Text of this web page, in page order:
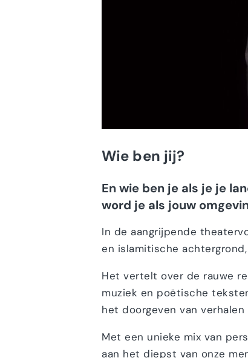
Wie ben jij?
En wie ben je als je je
word je als jouw
In de aangrijpende
en islamitische
Het vertelt over de rauwe
muziek en poëtische
het doorgeven van
Met een unieke mix van
aan het diepst van onze